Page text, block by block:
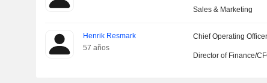
Sales & Marketing
Henrik Resmark
57 años
Chief Operating Officer
Director of Finance/